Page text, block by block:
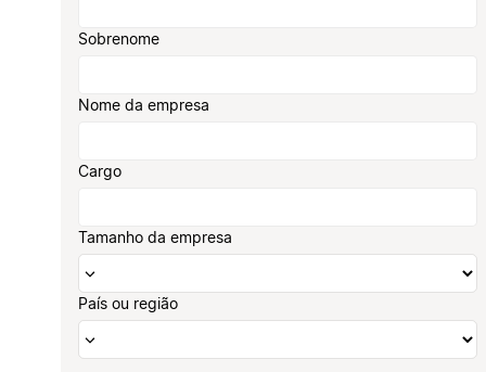
Sobrenome
Nome da empresa
Cargo
Tamanho da empresa
País ou região